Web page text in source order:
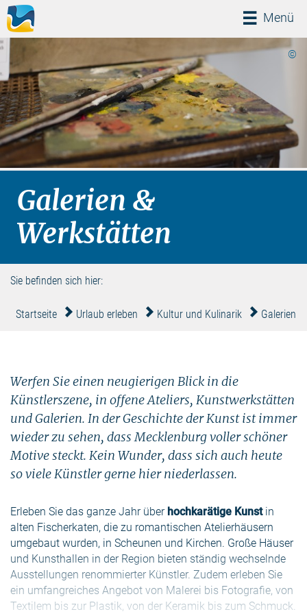
Menü
Menü
©
Galerien &
Werkstätten
Sie befinden sich hier:
Startseite Urlaub erleben Kultur und Kulinarik Galerien
Werfen Sie einen neugierigen Blick in die
Künstlerszene, in offene Ateliers, Kunstwerkstätten
und Galerien. In der Geschichte der Kunst ist immer
wieder zu sehen, dass Mecklenburg voller schöner
Motive steckt. Kein Wunder, dass sich auch heute
so viele Künstler gerne hier niederlassen.
Erleben Sie das ganze Jahr über hochkarätige Kunstin
alten Fischerkaten, die zu romantischen Atelierhäusern
umgebaut wurden, in Scheunen und Kirchen. Große Häuser
und Kunsthallen in der Region bieten ständig wechselnde
Ausstellungen renommierter Künstler. Zudem erleben Sie
ein umfangreiches Angebot von Malerei bis Fotografie, von
Textilem bis zur Plastik, von der Keramik bis zum Schmuck.